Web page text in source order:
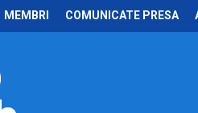
MEMBRI COMUNICATE PRESA